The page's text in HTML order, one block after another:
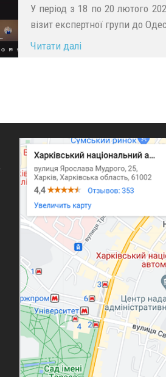
У період з 18 по 20 лютого
візит експертної групи до
Читати далі